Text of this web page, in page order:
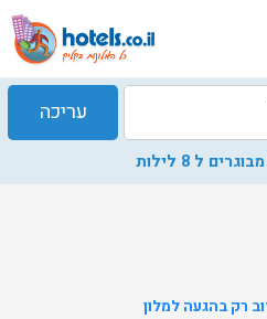
עריכה
רק בהגעה למלון